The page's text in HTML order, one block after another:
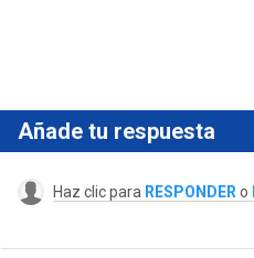
Añade tu respuesta
Haz clic para RESPONDER o